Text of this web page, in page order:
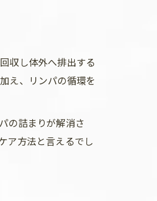
収し体外へ排出する
え、リンパの循環を
の詰まりが解消さ
ア方法と言えるでし